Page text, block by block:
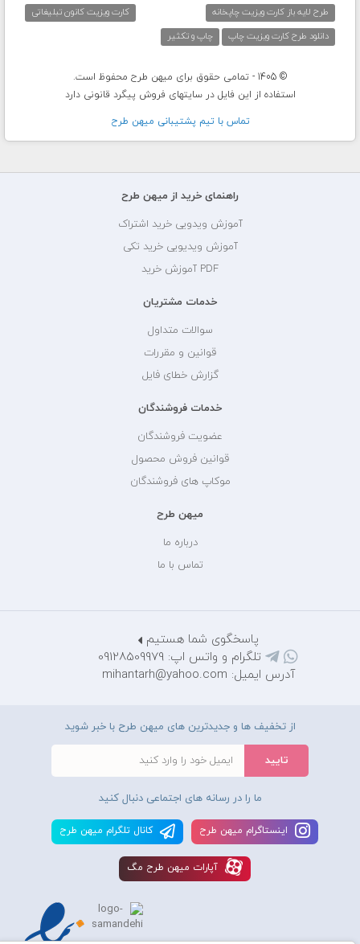
طرح لایه باز کارت ویزیت چاپخانه
کارت ویزیت کانون تبلیغاتی
دانلود طرح کارت ویزیت چاپ
چاپ و تکثیر
© 1405 - تمامی حقوق برای میهن طرح محفوظ است.
استفاده از این فایل در سایتهای فروش پیگرد قانونی دارد
تماس با تيم پشتيبانی ميهن طرح
راهنمای خرید از میهن طرح
آموزش ویدویی خرید اشتراک
آموزش ویدیویی خرید تکی
PDF آموزش خرید
خدمات مشتریان
سوالات متداول
قوانین و مقررات
گزارش خطای فایل
خدمات فروشندگان
عضویت فروشندگان
قوانین فروش محصول
موکاپ های فروشندگان
میهن طرح
درباره ما
تماس با ما
پاسخگوی شما هستیم
تلگرام و واتس اپ: 09128509979
آدرس ایمیل: mihantarh@yahoo.com
از تخفیف ها و جدیدترین های میهن طرح با خبر شوید
ما را در رسانه های اجتماعی دنبال کنید
اينستاگرام ميهن طرح کانال تلگرام ميهن طرح
آپارات ميهن طرح مگ